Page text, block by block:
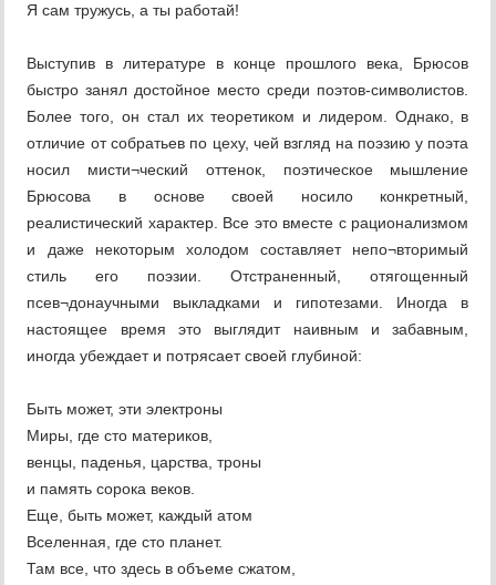
Я сам тружусь, а ты работай!
Выступив в литературе в конце прошлого века, Брюсов
быстро занял достойное место среди поэтов-символистов.
Более того, он стал их теоретиком и лидером. Однако, в
отличие от собратьев по цеху, чей взгляд на поэзию у поэта
носил мисти¬ческий оттенок, поэтическое мышление
Брюсова в основе своей носило конкретный,
реалистический характер. Все это вместе с рационализмом
и даже некоторым холодом составляет непо¬вторимый
стиль его поэзии. Отстраненный, отягощенный
псев¬донаучными выкладками и гипотезами. Иногда в
настоящее время это выглядит наивным и забавным,
иногда убеждает и потрясает своей глубиной:
Быть может, эти электроны
Миры, где сто материков,
венцы, паденья, царства, троны
и память сорока веков.
Еще, быть может, каждый атом
Вселенная, где сто планет.
Там все, что здесь в объеме сжатом,